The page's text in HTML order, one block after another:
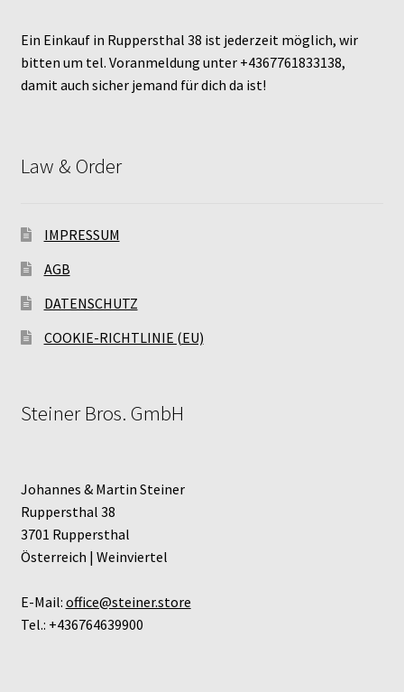
Ein Einkauf in Ruppersthal 38 ist jederzeit möglich, wir
bitten um tel. Voranmeldung unter +4367761833138,
damit auch sicher jemand für dich da ist!
Law & Order
IMPRESSUM
AGB
DATENSCHUTZ
COOKIE-RICHTLINIE (EU)
Steiner Bros. GmbH
Johannes & Martin Steiner
Ruppersthal 38
3701 Ruppersthal
Österreich | Weinviertel
E-Mail: office@steiner.store
Tel.: +436764639900